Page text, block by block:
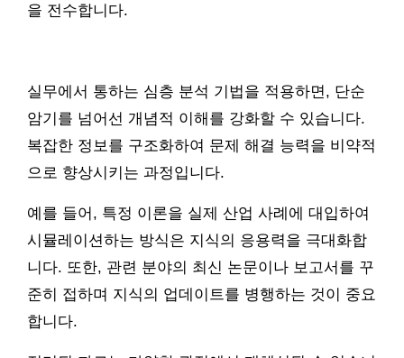
을 전수합니다.
실무에서 통하는 심층 분석 기법을 적용하면, 단순
암기를 넘어선 개념적 이해를 강화할 수 있습니다.
복잡한 정보를 구조화하여 문제 해결 능력을 비약적
으로 향상시키는 과정입니다.
예를 들어, 특정 이론을 실제 산업 사례에 대입하여
시뮬레이션하는 방식은 지식의 응용력을 극대화합
니다. 또한, 관련 분야의 최신 논문이나 보고서를 꾸
준히 접하며 지식의 업데이트를 병행하는 것이 중요
합니다.